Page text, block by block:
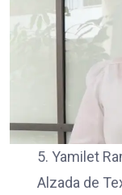
5. Yamilet
Alzada de